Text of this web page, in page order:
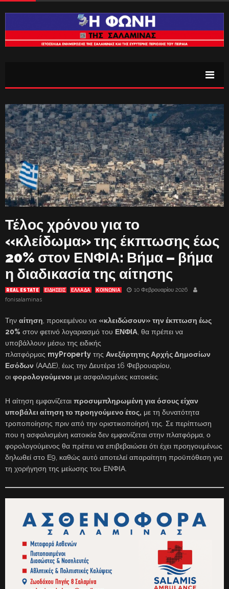
Τέλος χρόνου για το
«κλείδωμα» της έκπτωσης έως
20% στον ΕΝΦΙΑ: Βήμα – βήμα
η διαδικασία της αίτησης
REAL ESTATE ΕΙΔΗΣΕΙΣ ΕΛΛΑΔΑ ΚΟΙΝΩΝΙΑ
10 Φεβρουαρίου 2026
fonisalaminas
Την αίτηση , προκειμένου να «κλειδώσουν» την έκπτωση έως
20% στον φετινό λογαριασμό του ΕΝΦΙΑ , θα πρέπει να
υποβάλλουν μέσω της ειδικής
πλατφόρμας myProperty της Ανεξάρτητης Αρχής Δημοσίων
Εσόδων (ΑΑΔΕ), έως την Δευτέρα 16 Φεβρουαρίου,
οι φορολογούμενοι με ασφαλισμένες κατοικίες.
Η αίτηση εμφανίζεται προσυμπληρωμένη για όσους είχαν
υποβάλει αίτηση το προηγούμενο έτος, με τη δυνατότητα
τροποποίησης πριν από την οριστικοποίησή της. Σε περίπτωση
που η ασφαλισμένη κατοικία δεν εμφανίζεται στην πλατφόρμα, ο
φορολογούμενος θα πρέπει να επιβεβαιώσει ότι έχει προηγουμένως
δηλωθεί στο Ε9, καθώς αυτό αποτελεί απαραίτητη προϋπόθεση για
τη χορήγηση της μείωσης του ΕΝΦΙΑ.